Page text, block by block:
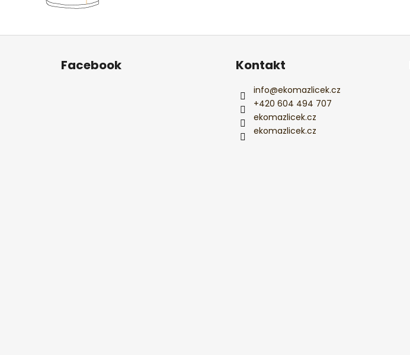
Z
Facebook Kontakt
info@ekomazlicek.cz
+420 604 494 707
ekomazlicek.cz
ekomazlicek.cz